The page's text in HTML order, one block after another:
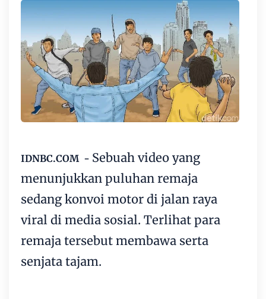
IDNBC.COM - Sebuah video yang
menunjukkan puluhan remaja
sedang konvoi motor di jalan raya
viral di media sosial. Terlihat para
remaja tersebut membawa serta
senjata tajam.